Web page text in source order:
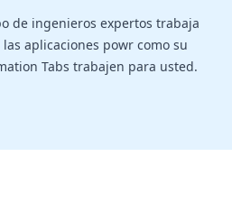
de ingenieros expertos trabaja
aplicaciones powr como su
Tabs trabajen para usted.